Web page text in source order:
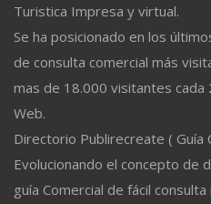
Turistica Impresa y virtual.
Se ha posicionado en los
de consulta comercial más
mas de 18.000 visitantes
Web.
Directorio Publirecreate ( Guía
Evolucionando el concepto de
guía Comercial de fácil